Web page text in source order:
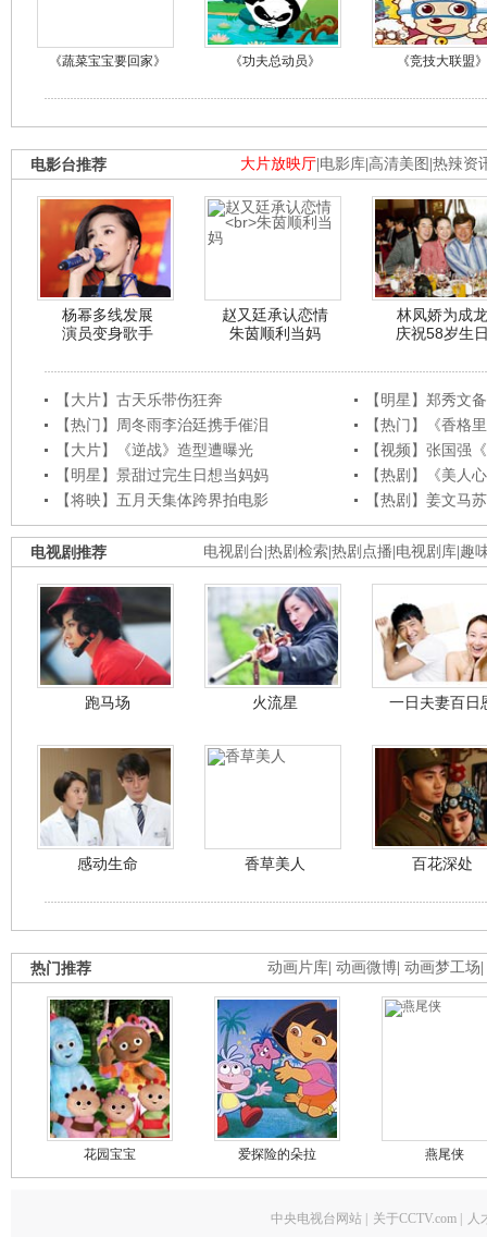
《蔬菜宝宝要回家》 《功夫总动员》 《竞技大联盟》
大片放映厅 电影库 高清美图 热辣资
电影台推荐
杨幂多线发展
演员变身歌手
赵又廷承认恋情
朱茵顺利当妈
林凤娇为成龙
庆祝58岁生
【大片】古天乐带伤狂奔
【明星】郑秀文
【热门】周冬雨李治廷携手催泪
【热门】《香格
【大片】《逆战》造型遭曝光
【视频】张国强
【明星】景甜过完生日想当妈妈
【热剧】《美人
【将映】五月天集体跨界拍电影
【热剧】姜文马
电视剧台 热剧检索 热剧点播 电视剧库 趣
电视剧推荐
跑马场 火流星 一日夫妻百日
感动生命 香草美人 百花深处
动画片库 动画微博 动画梦工场
热门推荐
花园宝宝 爱探险的朵拉 燕尾侠
中央电视台网站 关于CCTV.com 人